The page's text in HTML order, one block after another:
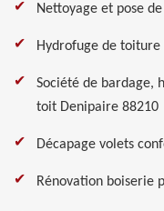
Nettoyage et pose
Hydrofuge de
Société de bardage,
toit Denipaire 88210
Décapage volets
Rénovation boiserie